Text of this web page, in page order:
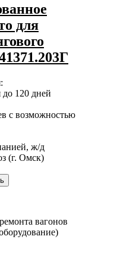
для
до 120 дней
с возможностью
ж/д
(г. Омск)
вагонов